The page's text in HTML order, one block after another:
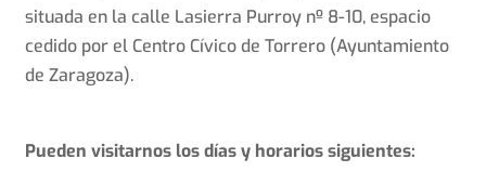
situada en la calle Lasierra Purroy nº 8-10, espacio
cedido por el Centro Cívico de Torrero (Ayuntamiento
de Zaragoza).
Pueden visitarnos los días y horarios siguientes: